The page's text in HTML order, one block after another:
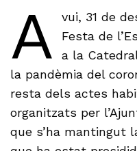
A
vui, 31 de
Festa de
a la
la pandèmia del
resta dels actes
organitzats per
que s’ha mantingut